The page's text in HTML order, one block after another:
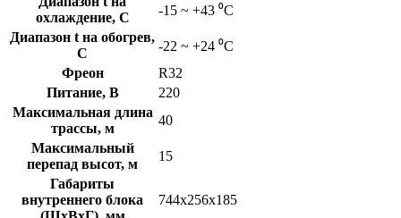
охлаждение, C
-15 ~ +43 ⁰С
Диапазон t на обогрев,
C
-22 ~ +24 ⁰С
Фреон
R32
Питание, В
220
Максимальная длина
трассы, м
40
Максимальный
перепад высот, м
15
Габариты
внутреннего блока
744x256x185